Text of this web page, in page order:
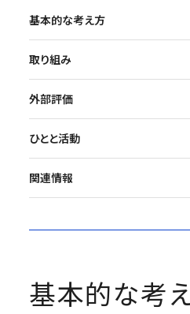
基本的な考え方
取り組み
外部評価
ひとと活動
関連情報
基本的な考